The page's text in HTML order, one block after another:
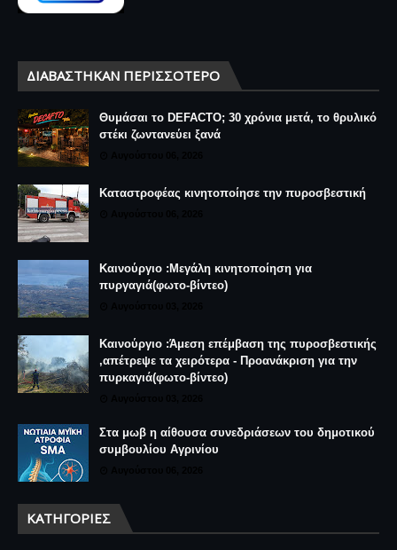
ΔΙΑΒΆΣΤΗΚΑΝ ΠΕΡΙΣΣΌΤΕΡΟ
Θυμάσαι το DEFACTO; 30 χρόνια μετά, το θρυλικό
στέκι ζωντανεύει ξανά
Καταστροφέας κινητοποίησε την πυροσβεστική
Καινούργιο :Μεγάλη κινητοποίηση για
πυργαγιά(φωτο-βίντεο)
Καινούργιο :Άμεση επέμβαση της πυροσβεστικής
,απέτρεψε τα χειρότερα - Προανάκριση για την
πυρκαγιά(φωτο-βίντεο)
Στα μωβ η αίθουσα συνεδριάσεων του δημοτικού
συμβουλίου Αγρινίου
ΚΑΤΗΓΟΡΊΕΣ